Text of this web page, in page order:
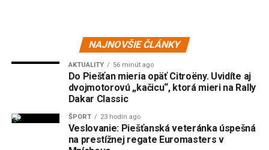
NAJNOVŠIE ČLÁNKY
AKTUALITY 56 minút ago
Do Piešťan mieria opäť Citroëny. Uvidíte aj
dvojmotorovú „kačicu“, ktorá mieri na Rally
Dakar Classic
ŠPORT 23 hodín ago
Veslovanie: Piešťanská veteránka úspešná
na prestížnej regate Euromasters v